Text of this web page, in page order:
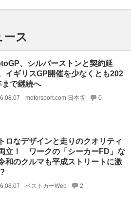
ス
、シルバーストンと契約延
イギリスGP開催を少なくとも202
まで継続へ
motorsport.com 日本版 0
ロなデザインと走りのクオリティ
立！ ワークの「シーカーFD」な
和のクルマも平成ストリートに激
ベストカーWeb 2